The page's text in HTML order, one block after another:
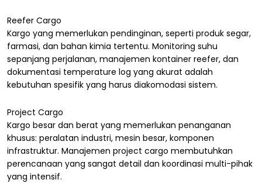
Reefer Cargo
Kargo yang memerlukan pendinginan, seperti produk segar,
farmasi, dan bahan kimia tertentu. Monitoring suhu
sepanjang perjalanan, manajemen kontainer reefer, dan
dokumentasi temperature log yang akurat adalah
kebutuhan spesifik yang harus diakomodasi sistem.
Project Cargo
Kargo besar dan berat yang memerlukan penanganan
khusus: peralatan industri, mesin besar, komponen
infrastruktur. Manajemen project cargo membutuhkan
perencanaan yang sangat detail dan koordinasi multi-pihak
yang intensif.